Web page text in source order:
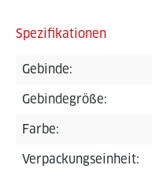
Spezifikationen
Gebinde:
Gebindegröße:
Farbe:
Verpackungseinheit: